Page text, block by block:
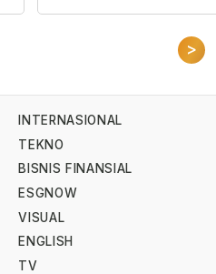
>
INTERNASIONAL
TEKNO
BISNIS FINANSIAL
ESGNOW
VISUAL
ENGLISH
TV